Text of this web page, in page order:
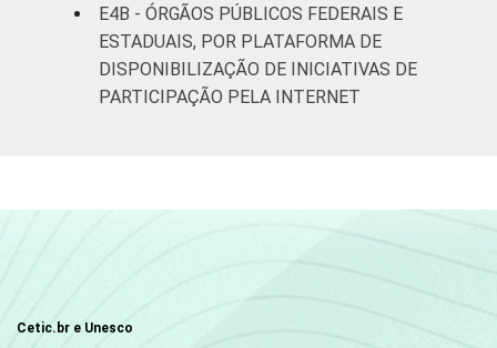
E4B - ÓRGÃOS PÚBLICOS FEDERAIS E
ESTADUAIS, POR PLATAFORMA DE
DISPONIBILIZAÇÃO DE INICIATIVAS DE
PARTICIPAÇÃO PELA INTERNET
Cetic.br e Unesco